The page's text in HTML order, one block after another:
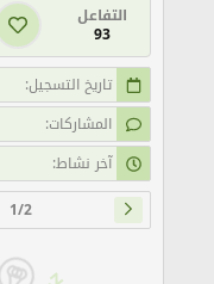
التفاعل
93
تاريخ التسجيل
المشاركات
آخر نشاط
1/2